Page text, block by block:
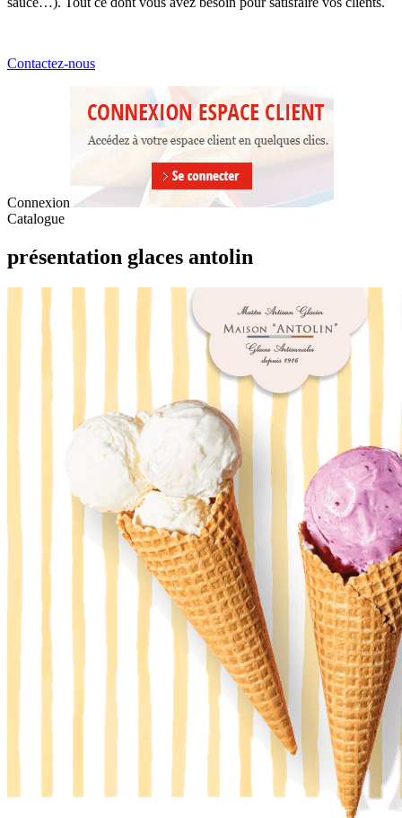
Contactez-nous
Connexion
Catalogue
présentation glaces antolin